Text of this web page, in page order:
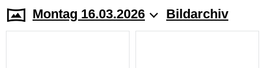
Montag 16.03.2026 Bildarchiv